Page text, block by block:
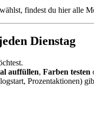
findest du hier alle
Dienstag
auffüllen, Farben testen
Prozentaktionen)